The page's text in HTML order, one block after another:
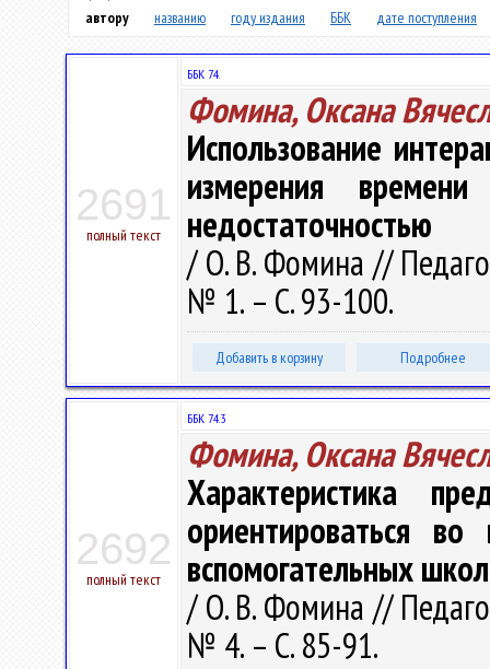
автору
названию году издания ББК дате поступления
2691
полный текст
ББК 74.
Фомина, Оксана
Использование
измерения
недостаточностью
/ О. В. Фомина //
№ 1. – С. 93-100.
Добавить в корзину Подробнее
2692
полный текст
ББК 74.3
Фомина, Оксана
Характеристика
ориентироваться
вспомогательных школ
/ О. В. Фомина //
№ 4. – С. 85-91.